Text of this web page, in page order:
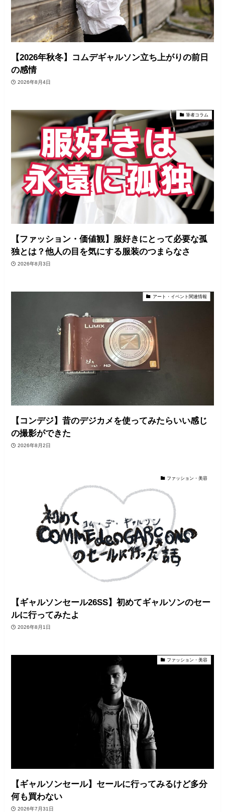
【2026年秋冬】コムデギャルソン立ち上がりの前日
の感情
2026年8月4日
筆者コラム
【ファッション・価値観】服好きにとって必要な孤
独とは？他人の目を気にする服装のつまらなさ
2026年8月3日
アート・イベント関連情報
【コンデジ】昔のデジカメを使ってみたらいい感じ
の撮影ができた
2026年8月2日
ファッション・美容
【ギャルソンセール26SS】初めてギャルソンのセー
ルに行ってみたよ
2026年8月1日
ファッション・美容
【ギャルソンセール】セールに行ってみるけど多分
何も買わない
2026年7月31日